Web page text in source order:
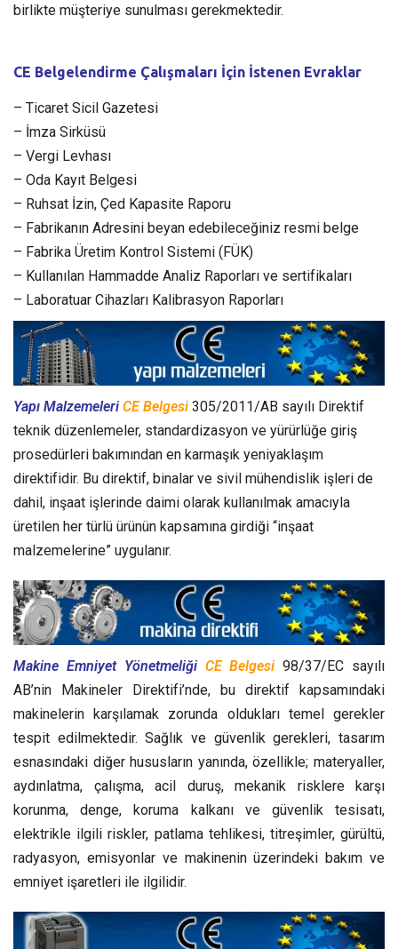
birlikte müşteriye sunulması gerekmektedir.
CE Belgelendirme Çalışmaları İçin İstenen Evraklar
– Ticaret Sicil Gazetesi
– İmza Sirküsü
– Vergi Levhası
– Oda Kayıt Belgesi
– Ruhsat İzin, Çed Kapasite Raporu
– Fabrikanın Adresini beyan edebileceğiniz resmi belge
– Fabrika Üretim Kontrol Sistemi (FÜK)
– Kullanılan Hammadde Analiz Raporları ve sertifikaları
– Laboratuar Cihazları Kalibrasyon Raporları
Yapı Malzemeleri CE Belgesi 305/2011/AB sayılı Direktif
teknik düzenlemeler, standardizasyon ve yürürlüğe giriş
prosedürleri bakımından en karmaşık yeniyaklaşım
direktifidir. Bu direktif, binalar ve sivil mühendislik işleri de
dahil, inşaat işlerinde daimi olarak kullanılmak amacıyla
üretilen her türlü ürünün kapsamına girdiği “inşaat
malzemelerine” uygulanır.
Makine Emniyet Yönetmeliği CE Belgesi98/37/EC sayılı
AB’nin Makineler Direktifi’nde, bu direktif kapsamındaki
makinelerin karşılamak zorunda oldukları temel gerekler
tespit edilmektedir. Sağlık ve güvenlik gerekleri, tasarım
esnasındaki diğer hususların yanında, özellikle; materyaller,
aydınlatma, çalışma, acil duruş, mekanik risklere karşı
korunma, denge, koruma kalkanı ve güvenlik tesisatı,
elektrikle ilgili riskler, patlama tehlikesi, titreşimler, gürültü,
radyasyon, emisyonlar ve makinenin üzerindeki bakım ve
emniyet işaretleri ile ilgilidir.